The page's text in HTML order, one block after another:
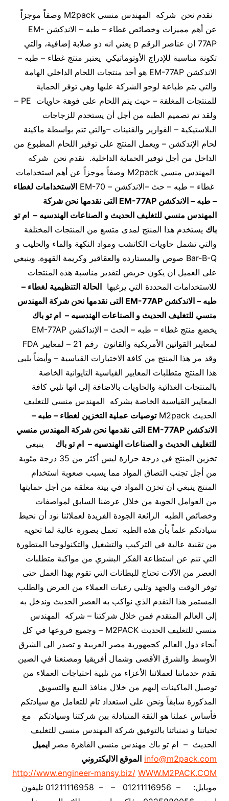
نقدم نحن شركه المهندس منسي M2pack وصفاً موجزاً
عن أهم مميزات وخصائص غطاء – طبه – الاندكشن EM-
77AP ان عناصر الرقم p يعني انه ذو صلابة إضافية، والتي
تكونة مناسبة للإدراج الأوتوماتيكي يعتبر منتج غطاء – طبه –
الاندكشن EM-77AP هو أحد منتجات اللحام الداخلي الهامة
والتي يتم طباعة لوجو الشركة عليها وهي توفر الحماية
للمنتجات المغلفة – حيث يتم اللحام على فوهة حاويات PE –
ولقد تم تصميم الطبه من أجل أن يستخدم للزجاجات
البلاستيكية – القوارير والقنينات –والتي تتم بواسطة ماكينة
لحام الإندكشن – ويعمل المنتج على توفير اللحام المطبوع من
الداخل من أجل توفير الحماية الداخلية. نقدم نحن شركه
المهندس منسي M2pack وصفاً موجزاً عن أهم استخدامات
غطاء – طبه – حث –الاندكشن – EM-70
الاستخدامات لغطاء
– طبه – الاندكشن EM-77AP التى نقدمها نحن شركة
المهندس منسي للتغليف الحديث و الصناعات الهندسيه – ام تو
باك يستخدم هذا المنتج لمدى متسع من المنتجات المختلفة
والتي تشمل حاويات الكاتشب ومواد النكهة والماء والحليب و
Bar-B-Q صوص والمستارده والعقاقير وكريمة القهوة. وينبغي
على العميل ان يكون حريص لتقدير مناسبة هذه المنتجات
للاستخدامات المحددة التي يرغبها الحالة التنظيمية لغطاء –
طبه – الاندكشن EM-77AP التى نقدمها نحن شركة المهندس
منسي للتغليف الحديث و الصناعات الهندسيه – ام تو باك
يخضع منتج غطاء – طبه – الحث – الإنداكشن EM-77AP
لمعايير القوانين الأمريكية والقانون رقم 21 – لمعايير FDA
وقد مر هذا المنتج من كافة الاختبارات القياسية – وأيضاً يلبى
هذا المنتج متطلبات المعايير القياسية التايوانية الخاصة
بالمنتجات الغذائية والحاويات بالاضافة إلى انها تلبي كافة
المعايير القياسية الخاصة بشركه المهندس منسي للتغليف
الحديث M2pack
توصيات عملية التخزين لغطاء – طبه –
الاندكشن EM-77AP التى نقدمها نحن شركة المهندس منسي
للتغليف الحديث و الصناعات الهندسيه – ام تو باك
ينبغي
تخزين المنتج في درجة حرارة ليس أكثر من 35 درجة مئوية
من أجل تجنب التصاق المواد مما يسبب صعوبة استخدام
المنتج ينبغي أن تخزن المواد في بيئة مغلقة من أجل حمايتها
من العوامل الجوية من خلال عرضنا السابق لمواصفات
وخصائص الطبه الرائعة الجودة الفريدة لعملائنا نود أن نحيط
سيادتكم علماً بأن هذه الطبه تعمل بصورة عالية لما تحويه
من تقنية عالية في التركيب والتشغيل والتكنولوجيا المتطورة
التي تنم عن استطاعة الفكر البشري من مواكبة متطلبات
العصر من الآلات تحتاج للبطانات التي تقوم بهذا العمل حتى
توفر الوقت والجهد وتلبي رغبات العملاء من العرض والطلب
المستمر هذا التقدم الذي نواكب به العصر الحديث وندخل به
إلى العالم المتقدم فمن خلال شركتنا – شركه المهندس
منسي للتغليف الحديث M2PACK – وجميع فروعها في كل
أنحاء دول العالم كجمهورية مصر العربية و تصدر الى الشرق
الأوسط والشرق الأقصى وشمال أفريقيا ومصنعنا في الصين
نقدم خدماتنا لعملائنا الأعزاء من تلبية احتياجات العملاء من
توصيل الماكينات إليهم من خلال منافذ البيع والتسويق
المذكورة سابقاً ونحن على استعداد تام للتعامل مع سيادتكم
فأساس عملنا هو الثقة المتبادلة بين شركتنا وسيادتكم
مع
تحياتنا و تمنياتنا بالتوفيق شركة المهندس منسي للتغليف
الحديث – ام تو باك مهندس منسي القاهرة مصر ايميل
info@m2pack.com الموقع الاليكتروني
http://www.engineer-mansy.biz/ WWW.M2PACK.COM
موبايل: – 01211116956 – – 01211116958 تليفون